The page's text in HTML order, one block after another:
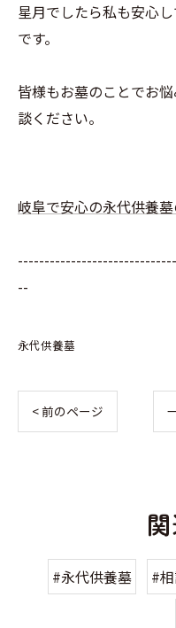
星月でしたら私も安心
です。
皆様もお墓のことでお
談ください。
岐阜で安心の永代供養
--
永代供養墓
< 前のページ
#永代供養墓 #